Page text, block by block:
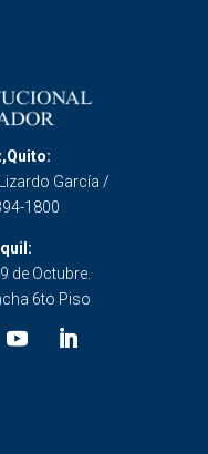
García /
1800
de Octubre.
6to Piso